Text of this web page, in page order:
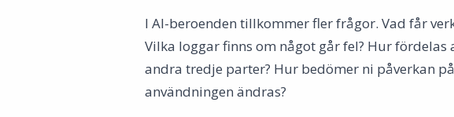
I AI-beroenden tillkommer fler frågor. Vad får
Vilka loggar finns om något går fel? Hur fördelas
andra tredje parter? Hur bedömer ni påverkan
användningen ändras?